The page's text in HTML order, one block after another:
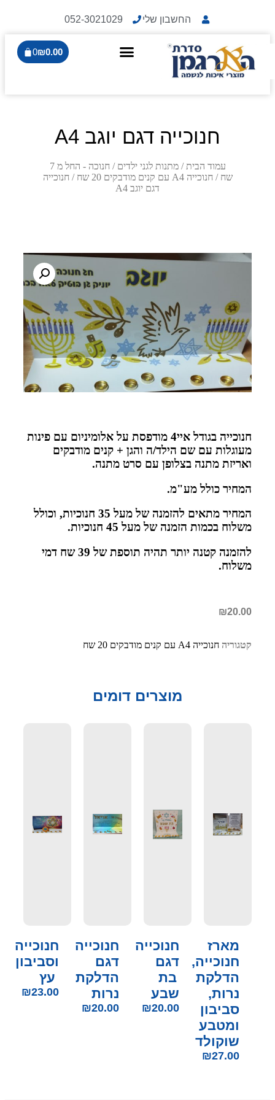
החשבון שלי 052-3021029
₪0.00
0
חנוכייה דגם יוגב A4
עמוד הבית /מתנות לגני ילדים /
חנוכה - החל מ 7
שח /חנוכייה A4 עם קנים מודבקים 20 שח
/ חנוכייה
דגם יוגב A4
חנוכייה בגודל איי4 מודפסת על אלומיניום עם פינות
מעוגלות עם שם הילד/ה והגן + קנים מודבקים
ואריזת מתנה בצלופן עם סרט מתנה.
המחיר כולל מע"מ.
המחיר מתאים להזמנה של מעל 35 חנוכיות, וכולל
משלוח בכמות הזמנה של מעל 45 חנוכיות.
להזמנה קטנה יותר תהיה תוספת של 39 שח דמי
משלוח.
₪20.00
קטגוריה חנוכייה A4 עם קנים מודבקים 20 שח
מוצרים דומים
מארז
חנוכייה,
הדלקת
נרות,
סביבון
ומטבע
שוקולד
₪27.00
חנוכייה
דגם
בת
שבע
₪20.00
חנוכייה
דגם
הדלקת
נרות
₪20.00
חנוכייה
וסביבון
עץ
₪23.00